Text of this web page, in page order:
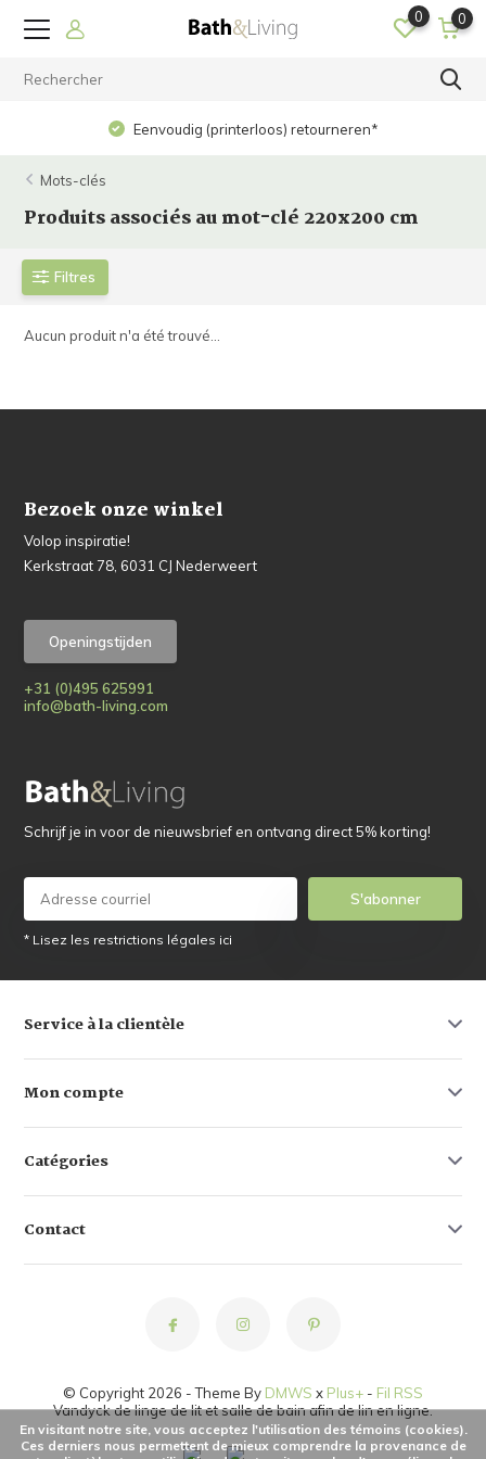
0 0
Eenvoudig (printerloos) retourneren*
Mots-clés
Produits associés au mot-clé 220x200 cm
Filtres
Aucun produit n'a été trouvé...
Bezoek onze winkel
Volop inspiratie!
Kerkstraat 78, 6031 CJ Nederweert
Openingstijden
+31 (0)495 625991
info@bath-living.com
Schrijf je in voor de nieuwsbrief en ontvang direct 5% korting!
S'abonner
* Lisez les restrictions légales ici
Service à la clientèle
Mon compte
Catégories
Contact
© Copyright 2026 - Theme By DMWS x Plus+ - Fil RSS
Vandyck de linge de lit et salle de bain afin de lin en ligne.
En visitant notre site, vous acceptez l'utilisation des témoins (cookies).
Ces derniers nous permettent de mieux comprendre la provenance de